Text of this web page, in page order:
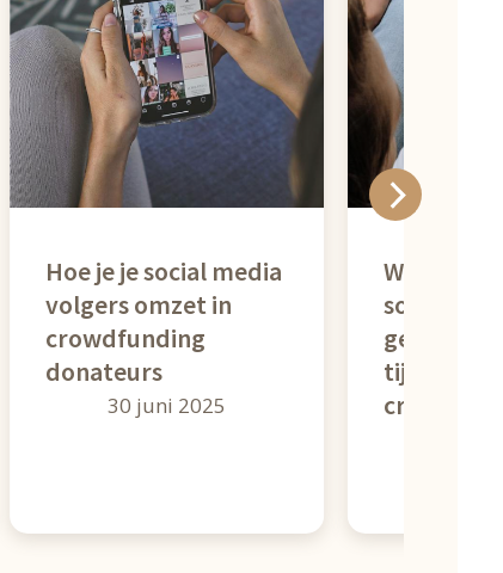
Hoe je je social media
volgers omzet in
crowdfunding
donateurs
30 juni 2025
Wat te
social
geen
tijdens je